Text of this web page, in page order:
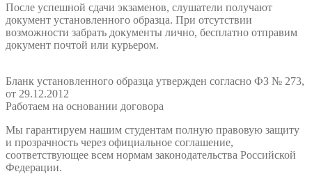
После успешной сдачи экзаменов, слушатели получают
документ установленного образца. При отсутствии
возможности забрать документы лично, бесплатно отправим
документ почтой или курьером.
Бланк установленного образца утвержден согласно ФЗ № 273,
от 29.12.2012
Работаем на основании договора
Мы гарантируем нашим студентам полную правовую защиту
и прозрачность через официальное соглашение,
соответствующее всем нормам законодательства Российской
Федерации.